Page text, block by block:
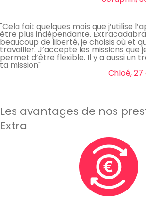
"Cela fait quelques mois que j’utilise
être plus indépendante.
beaucoup de liberté, je choisis où et
travailler. J’accepte les missions que
permet d’être flexible. Il y a aussi un
ta mission"
Chloé,
Les avantages de nos
Extra